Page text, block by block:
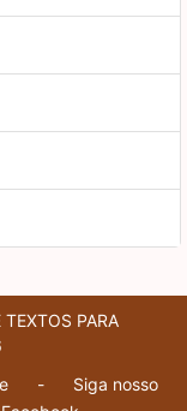
TEXTOS PARA
-
Siga nosso